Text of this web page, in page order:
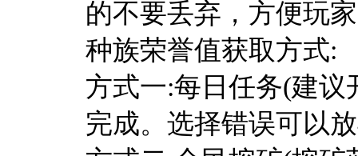
的不要丢弃，方便玩
种族荣誉值获取方式:
方式一:每日任务(建
完成。选择错误可以